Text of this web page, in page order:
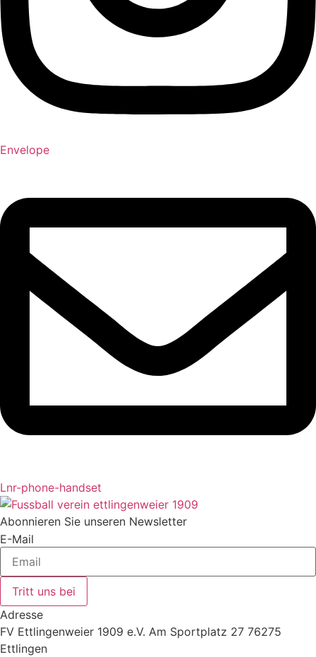
Envelope
Lnr-phone-handset
Abonnieren Sie unseren Newsletter
E-Mail
Tritt uns bei
Adresse
FV Ettlingenweier 1909 e.V. Am Sportplatz 27 76275
Ettlingen